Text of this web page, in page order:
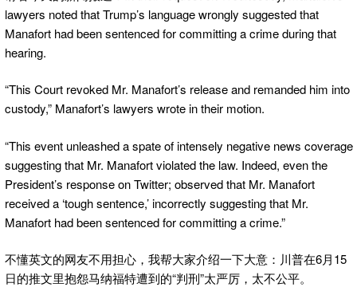
lawyers noted that Trump’s language wrongly suggested that
Manafort had been sentenced for committing a crime during that
hearing.
“This Court revoked Mr. Manafort’s release and remanded him into
custody,” Manafort’s lawyers wrote in their motion.
“This event unleashed a spate of intensely negative news coverage
suggesting that Mr. Manafort violated the law. Indeed, even the
President’s response on Twitter; observed that Mr. Manafort
received a ‘tough sentence,’ incorrectly suggesting that Mr.
Manafort had been sentenced for committing a crime.”
不懂英文的网友不用担心，我帮大家介绍一下大意：川普在6月15
日的推文里抱怨马纳福特遭到的“判刑”太严厉，太不公平。